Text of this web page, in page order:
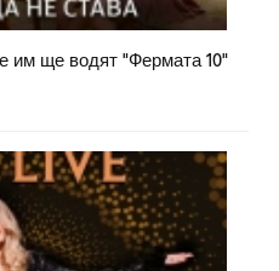
им ще водят "Фермата 10"